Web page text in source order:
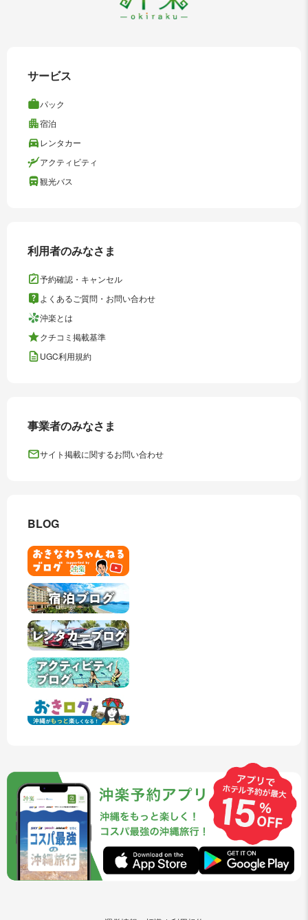
サービス
パック
宿泊
レンタカー
アクティビティ
観光バス
利用者のみなさま
予約確認・キャンセル
よくあるご質問・お問い合わせ
沖楽とは
クチコミ掲載基準
UGC利用規約
事業者のみなさま
サイト掲載に関するお問い合わせ
BLOG